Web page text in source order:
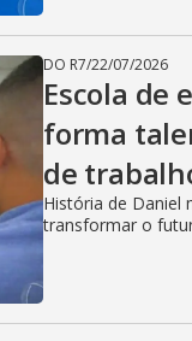
DO R7/22/07/2026
Escola de
forma
de
História de Daniel
transformar o